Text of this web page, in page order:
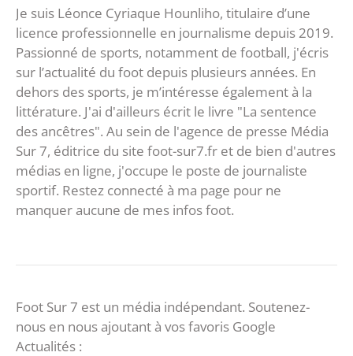
Je suis Léonce Cyriaque Hounliho, titulaire d’une
licence professionnelle en journalisme depuis 2019.
Passionné de sports, notamment de football, j'écris
sur l’actualité du foot depuis plusieurs années. En
dehors des sports, je m’intéresse également à la
littérature. J'ai d'ailleurs écrit le livre "La sentence
des ancêtres". Au sein de l'agence de presse Média
Sur 7, éditrice du site foot-sur7.fr et de bien d'autres
médias en ligne, j'occupe le poste de journaliste
sportif. Restez connecté à ma page pour ne
manquer aucune de mes infos foot.
Foot Sur 7 est un média indépendant. Soutenez-
nous en nous ajoutant à vos favoris Google
Actualités :